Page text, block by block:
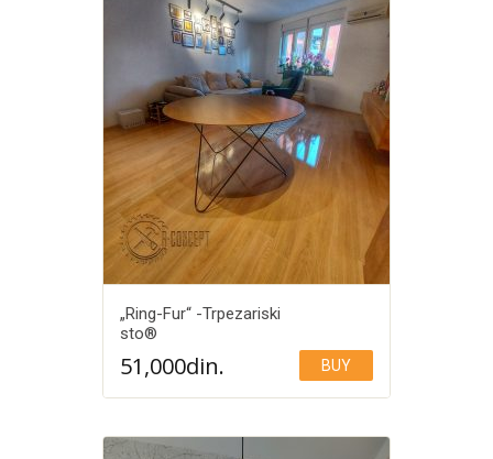
„Ring-Fur“ -Trpezariski
sto®️
51,000din. BUY